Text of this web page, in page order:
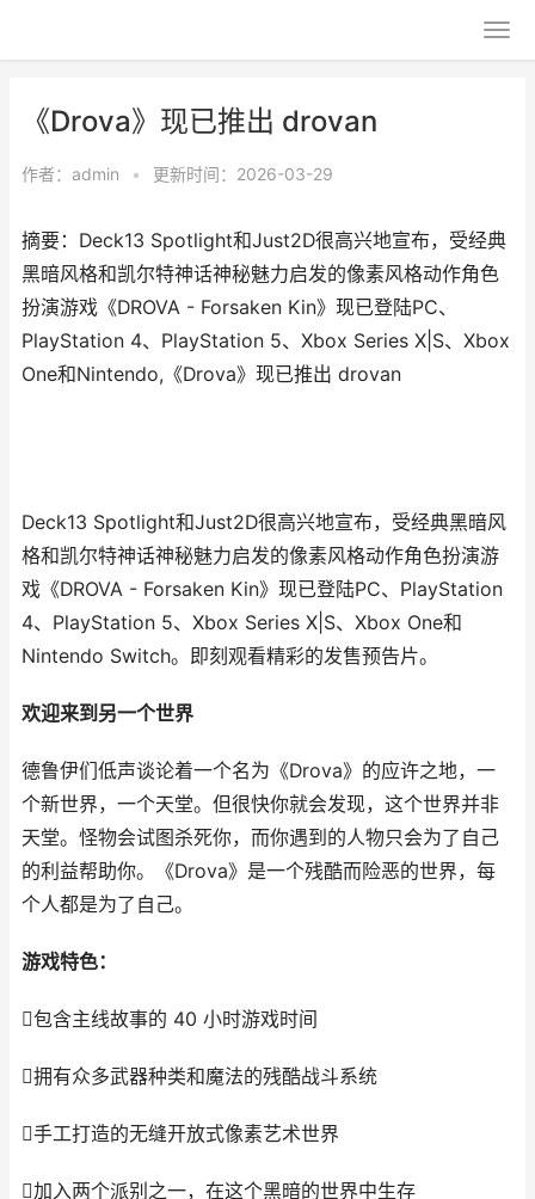
《Drova》现已推出 drovan
作者： admin • 更新时间：2026-03-29
摘要：Deck13 Spotlight和Just2D很高兴地宣布，受经典
黑暗风格和凯尔特神话神秘魅力启发的像素风格动作角色
扮演游戏《DROVA - Forsaken Kin》现已登陆PC、
PlayStation 4、PlayStation 5、Xbox Series X|S、Xbox
One和Nintendo,《Drova》现已推出 drovan
Deck13 Spotlight和Just2D很高兴地宣布，受经典黑暗风
格和凯尔特神话神秘魅力启发的像素风格动作角色扮演游
戏《DROVA - Forsaken Kin》现已登陆PC、PlayStation
4、PlayStation 5、Xbox Series X|S、Xbox One和
Nintendo Switch。即刻观看精彩的发售预告片。
欢迎来到另一个世界
德鲁伊们低声谈论着一个名为《Drova》的应许之地，一
个新世界，一个天堂。但很快你就会发现，这个世界并非
天堂。怪物会试图杀死你，而你遇到的人物只会为了自己
的利益帮助你。《Drova》是一个残酷而险恶的世界，每
个人都是为了自己。
游戏特色：
包含主线故事的 40 小时游戏时间
拥有众多武器种类和魔法的残酷战斗系统
手工打造的无缝开放式像素艺术世界
加入两个派别之一，在这个黑暗的世界中生存